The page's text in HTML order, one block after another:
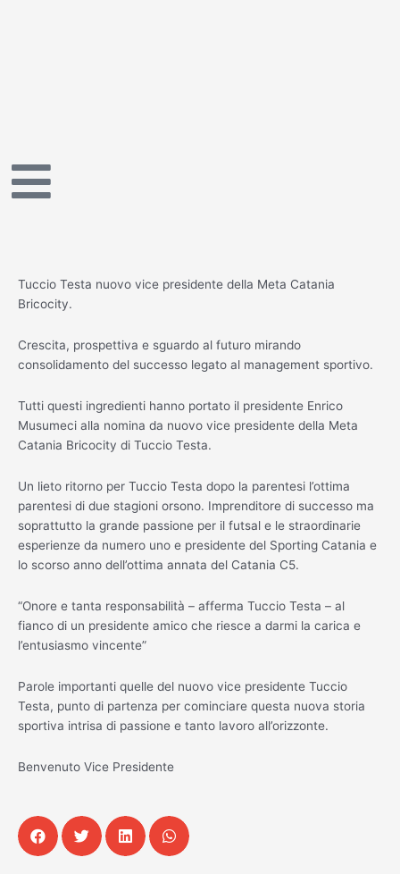
Tuccio Testa nuovo vice presidente della Meta Catania
Bricocity.
Crescita, prospettiva e sguardo al futuro mirando
consolidamento del successo legato al management sportivo.
Tutti questi ingredienti hanno portato il presidente Enrico
Musumeci alla nomina da nuovo vice presidente della Meta
Catania Bricocity di Tuccio Testa.
Un lieto ritorno per Tuccio Testa dopo la parentesi l’ottima
parentesi di due stagioni orsono. Imprenditore di successo ma
soprattutto la grande passione per il futsal e le straordinarie
esperienze da numero uno e presidente del Sporting Catania e
lo scorso anno dell’ottima annata del Catania C5.
“Onore e tanta responsabilità – afferma Tuccio Testa – al
fianco di un presidente amico che riesce a darmi la carica e
l’entusiasmo vincente”
Parole importanti quelle del nuovo vice presidente Tuccio
Testa, punto di partenza per cominciare questa nuova storia
sportiva intrisa di passione e tanto lavoro all’orizzonte.
Benvenuto Vice Presidente